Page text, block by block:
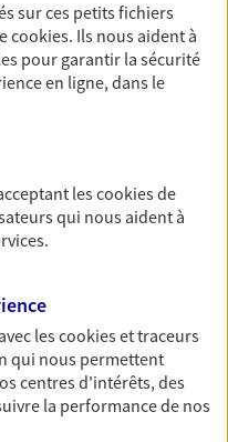
ainsi que celles de
santé qui
Assurance vie :
ou voyage
à votre rythme et
sur ces petits fichiers
cookies. Ils nous aident à
pour garantir la sécurité
en ligne, dans le
lescookiesde
qui nous aident à
lescookies et traceurs
qui nous permettent
centres d'intérêts, des
la performance de nos